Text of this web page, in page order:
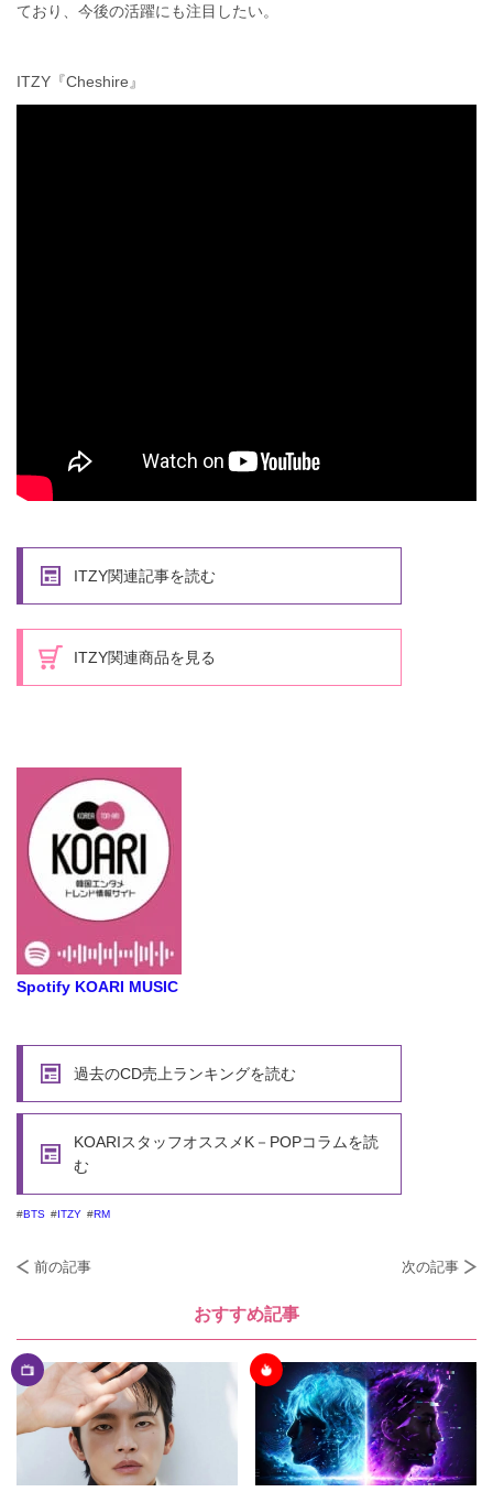
ており、今後の活躍にも注目したい。
ITZY『Cheshire』
ITZY関連記事を読む
ITZY関連商品を見る
Spotify KOARI MUSIC
過去のCD売上ランキングを読む
KOARIスタッフオススメK－POPコラムを読
む
BTS ITZY RM
前の記事 次の記事
おすすめ記事